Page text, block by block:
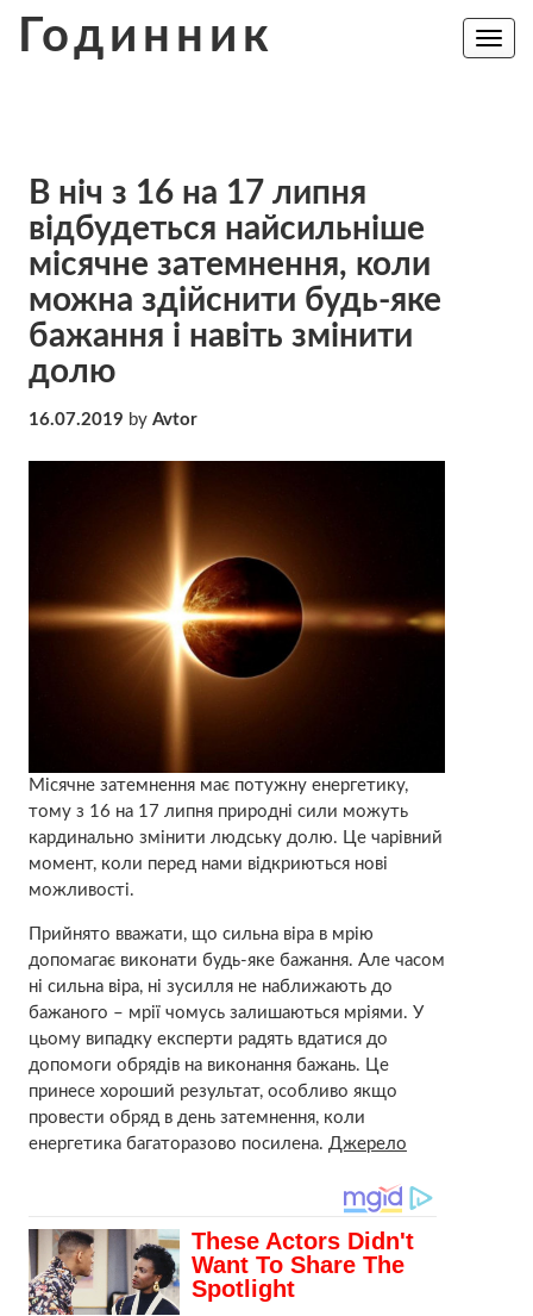
Годинник
Toggle
В ніч з 16 на 17 липня
відбудеться найсильніше
місячне затемнення, коли
можна здійснити будь-яке
бажання і навіть змінити
долю
16.07.2019 by Avtor
Місячне затемнення має потужну енергетику,
тому з 16 на 17 липня природні сили можуть
кардинально змінити людську долю. Це чарівний
момент, коли перед нами відкриються нові
можливості.
Прийнято вважати, що сильна віра в мрію
допомагає виконати будь-яке бажання. Але часом
ні сильна віра, ні зусилля не наближають до
бажаного – мрії чомусь залишаються мріями. У
цьому випадку експерти радять вдатися до
допомоги обрядів на виконання бажань. Це
принесе хороший результат, особливо якщо
провести обряд в день затемнення, коли
енергетика багаторазово посилена. Джерело